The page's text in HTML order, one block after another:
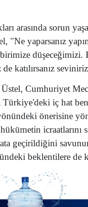
arasında sorun
"Ne yaparsanız
düşeceğimizi.
katılırsanız
Cumhuriyet
Türkiye'deki iç hat
önerisine
icraatlarını
geçirildiğini
beklentilere de